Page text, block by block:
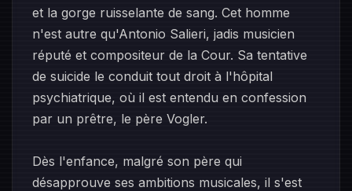
et la gorge ruisselante de sang. Cet homme
n'est autre qu'Antonio Salieri, jadis musicien
réputé et compositeur de la Cour. Sa tentative
de suicide le conduit tout droit à l'hôpital
psychiatrique, où il est entendu en confession
par un prêtre, le père Vogler.
Dès l'enfance, malgré son père qui
désapprouve ses ambitions musicales, il s'est